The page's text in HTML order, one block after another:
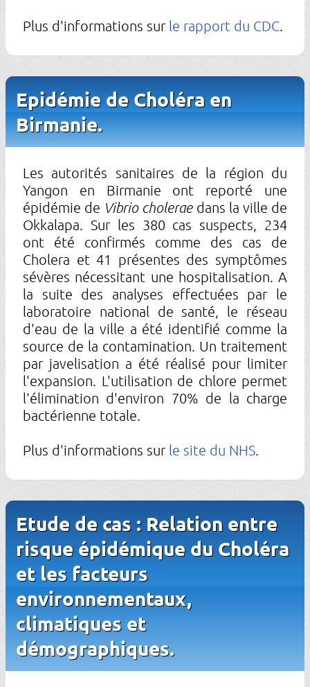
Plus d'informations sur le rapport du CDC.
Epidémie de Choléra en
Birmanie.
Les autorités sanitaires de la région du
Yangon en Birmanie ont reporté une
épidémie de Vibrio choleraedans la ville de
Okkalapa. Sur les 380 cas suspects, 234
ont été confirmés comme des cas de
Cholera et 41 présentes des symptômes
sévères nécessitant une hospitalisation. A
la suite des analyses effectuées par le
laboratoire national de santé, le réseau
d'eau de la ville a été identifié comme la
source de la contamination. Un traitement
par javelisation a été réalisé pour limiter
l'expansion. L'utilisation de chlore permet
l'élimination d'environ 70% de la charge
bactérienne totale.
Plus d'informations sur le site du NHS.
Etude de cas : Relation entre
risque épidémique du Choléra
et les facteurs
environnementaux,
climatiques et
démographiques.